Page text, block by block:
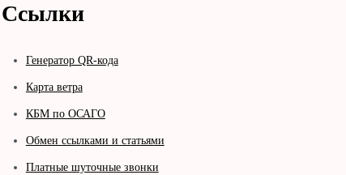
Ссылки
Генератор QR-кода
Карта ветра
КБМ по ОСАГО
Обмен ссылками и статьями
Платные шуточные звонки